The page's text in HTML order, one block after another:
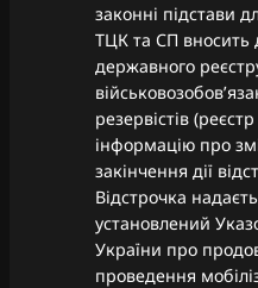
законні підстави
ТЦК та СП вносить
державного
резервістів
інформацію про
закінчення дії
Відстрочка
установлений
України про
проведення